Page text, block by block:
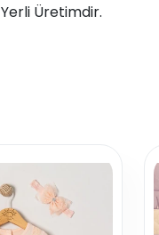
Yerli Üretimdir.